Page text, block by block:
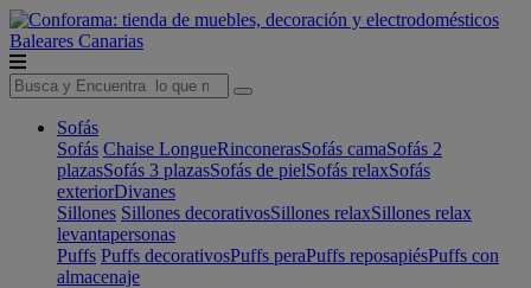
Baleares Canarias
Sofás
Sofás Chaise LongueRinconerasSofás camaSofás 2
plazasSofás 3 plazasSofás de pielSofás relaxSofás
exteriorDivanes
Sillones Sillones decorativosSillones relaxSillones relax
levantapersonas
Puffs Puffs decorativosPuffs peraPuffs reposapiésPuffs con
almacenaje